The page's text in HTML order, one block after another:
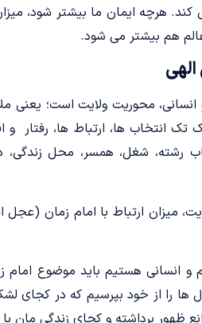
هرچه ایمان ما بیشتر شود،
هم بیشتر می شود.
محوریت ولایت است؛ یعنی
ها، ارتباط ها، رفتار و
رشته، شغل، همسر، محل
میزان ارتباط با امام زمان (عجل
و انسانی هستیم باید موضوع امام
ها را از خود بپرسیم که در کجای